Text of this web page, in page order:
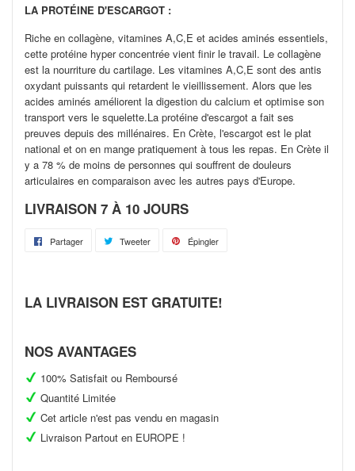
LA PROTÉINE D'ESCARGOT :
Riche en collagène, vitamines A,C,E et acides aminés essentiels,
cette protéine hyper concentrée vient finir le travail. Le collagène
est la nourriture du cartilage. Les vitamines A,C,E sont des antis
oxydant puissants qui retardent le vieillissement. Alors que les
acides aminés améliorent la digestion du calcium et optimise son
transport vers le squelette.La protéine d'escargot a fait ses
preuves depuis des millénaires. En Crète, l'escargot est le plat
national et on en mange pratiquement à tous les repas. En Crète il
y a 78 % de moins de personnes qui souffrent de douleurs
articulaires en comparaison avec les autres pays d'Europe.
LIVRAISON 7 À 10 JOURS
Partager
PartagerTweeter
TweeterÉpingler
LA LIVRAISON EST GRATUITE!
NOS AVANTAGES
100% Satisfait ou Remboursé
Quantité Limitée
Cet article n'est pas vendu en magasin
Livraison Partout en EUROPE !